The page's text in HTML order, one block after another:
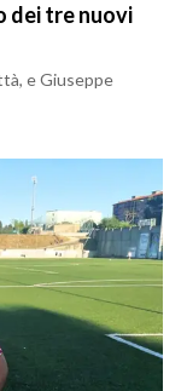
dei tre nuovi
e Giuseppe